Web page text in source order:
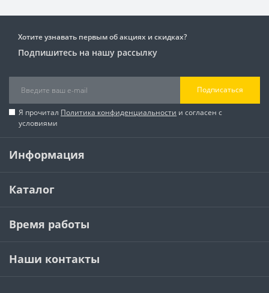
Хотите узнавать первым об акциях и скидках?
Подпишитесь на нашу рассылку
Подписаться
Я прочитал Политика конфиденциальности и согласен с
условиями
Информация
Каталог
Время работы
Наши контакты